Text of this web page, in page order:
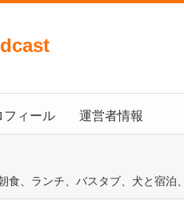
フィール 運営者情報
食、ランチ、バスタブ、犬と宿泊